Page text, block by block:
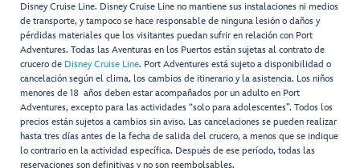
Disney Cruise Line. Disney Cruise Line no mantiene sus instalaciones ni medios
de transporte, y tampoco se hace responsable de ninguna lesión o daños y
pérdidas materiales que los visitantes puedan sufrir en relación con Port
Adventures. Todas las Aventuras en los Puertos están sujetas al contrato de
crucero de Disney Cruise Line. Port Adventures está sujeto a disponibilidad o
cancelación según el clima, los cambios de itinerario y la asistencia. Los niños
menores de 18 años deben estar acompañados por un adulto en Port
Adventures, excepto para las actividades “solo para adolescentes”. Todos los
precios están sujetos a cambios sin aviso. Las cancelaciones se pueden realizar
hasta tres días antes de la fecha de salida del crucero, a menos que se indique
lo contrario en la actividad específica. Después de ese período, todas las
reservaciones son definitivas y no son reembolsables.